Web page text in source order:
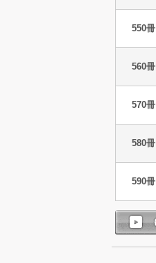
550冊
560冊
570冊
580冊
590冊